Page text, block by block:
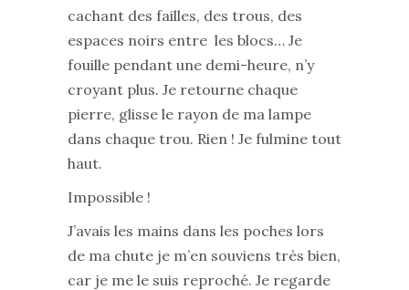
cachant des failles, des trous, des
espaces noirs entre les blocs… Je
fouille pendant une demi-heure, n’y
croyant plus. Je retourne chaque
pierre, glisse le rayon de ma lampe
dans chaque trou. Rien ! Je fulmine tout
haut.
Impossible !
J’avais les mains dans les poches lors
de ma chute je m’en souviens très bien,
car je me le suis reproché. Je regarde